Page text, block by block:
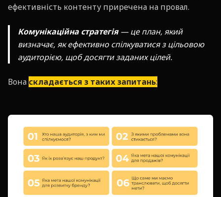
ефективність контенту приречена на провал.
Комунікаційна стратегія— це план, який
визначає, як ефективно спілкуватися з цільовою
аудиторією, щоб досягти заданих цілей.
Вона складається з таких запитань: